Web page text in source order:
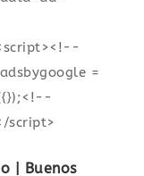
=
script>
| Buenos